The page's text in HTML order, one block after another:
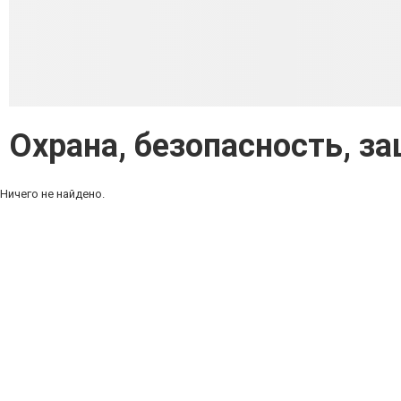
Охрана, безопасность,
Ничего не найдено.